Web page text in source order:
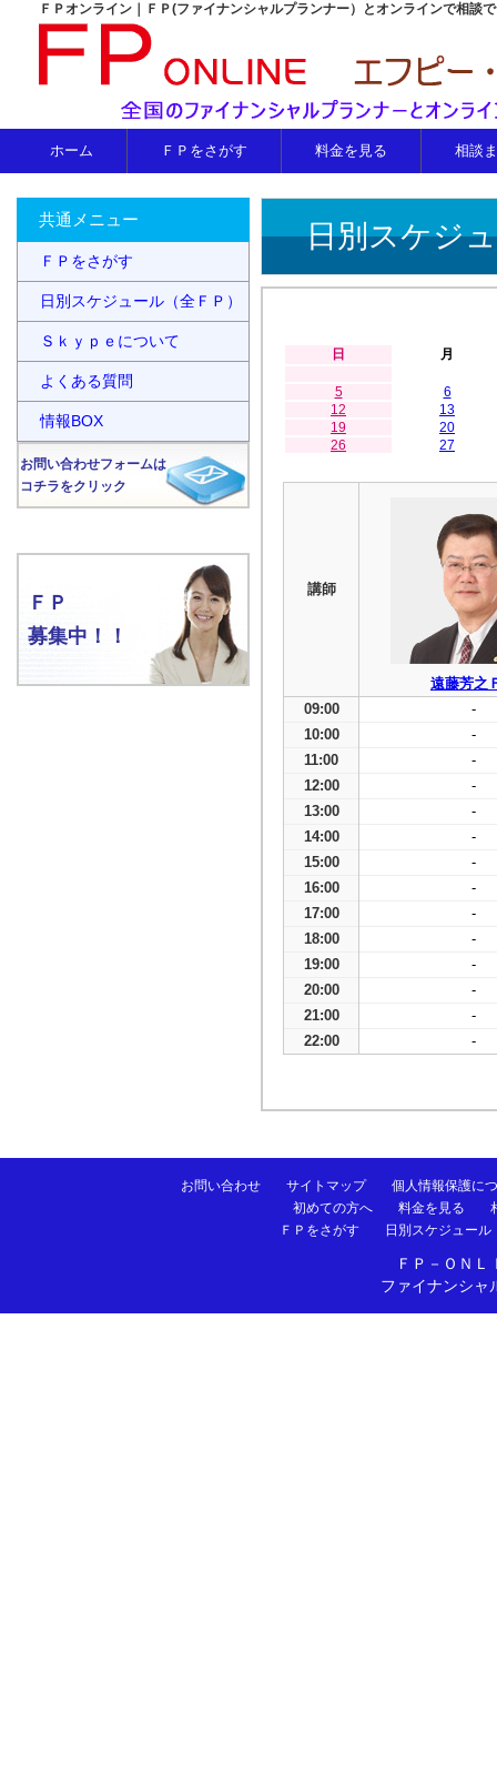
ＦＰオンライン｜ＦＰ(ファイナンシャルプランナー）とオンラインで相談
ホーム ＦＰをさがす 料金を見る 相談
日別スケジ
日 月
5
6
12
13
19
20
26
27
講師
遠藤芳之
09:00
-
10:00
-
11:00
-
12:00
-
13:00
-
14:00
-
15:00
-
16:00
-
17:00
-
18:00
-
19:00
-
20:00
-
21:00
-
22:00
-
共通メニュー
ＦＰをさがす
日別スケジュール（全ＦＰ）
Ｓｋｙｐｅについて
よくある質問
情報BOX
お問い合わせフォームは
コチラをクリック
ＦＰ
募集中！！
お問い合わせ サイトマップ
個人情報保護に
初めての方へ
料金を見る
ＦＰをさがす
日別スケジュール
ＦＰ－ＯＮ
ファイナンシャ